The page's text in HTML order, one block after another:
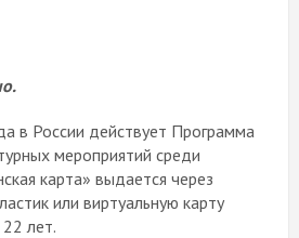
в России действует Программа
мероприятий среди
карта» выдается через
или виртуальную карту
лет.